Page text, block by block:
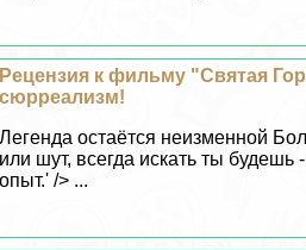
Рецензия к фильму "Святая
сюрреализм!
Легенда остаётся неизменной
или шут, всегда искать ты будешь
опыт.' /> ...